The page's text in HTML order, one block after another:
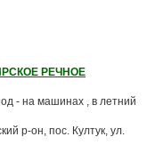
РЕЧНОЕ
- на машинах , в летний
р-он, пос. Култук, ул.